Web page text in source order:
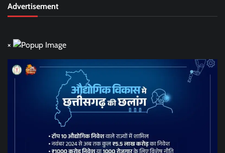
Advertisement
×